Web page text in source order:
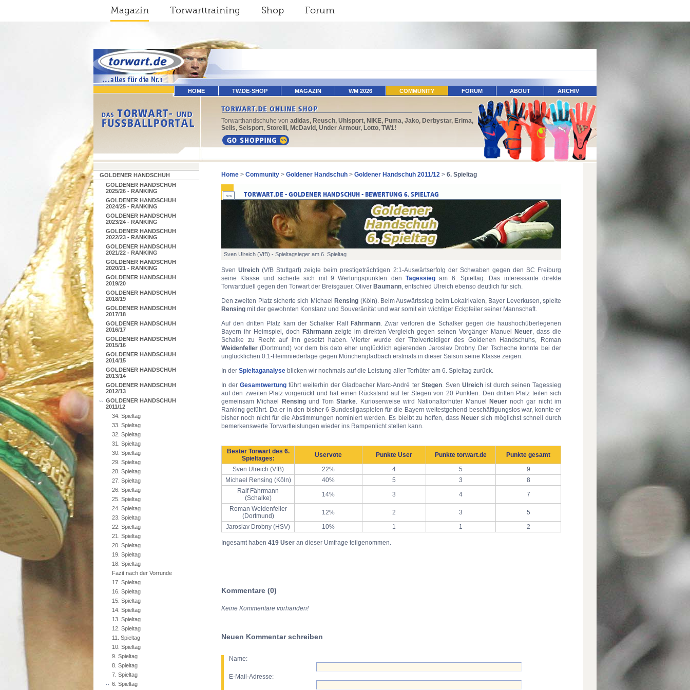
Magazin Torwarttraining Shop Forum
HOME TW.DE-SHOP MAGAZIN WM 2026 COMMUNITY FORUM ABOUT ARCHIV
Torwarthandschuhe von adidas, Reusch, Uhlsport, NIKE, Puma, Jako, Derbystar, Erima,
Sells, Selsport, Storelli, McDavid, Under Armour, Lotto, TW1!
GOLDENER HANDSCHUH
GOLDENER HANDSCHUH
2025/26 - RANKING
GOLDENER HANDSCHUH
2024/25 - RANKING
GOLDENER HANDSCHUH
2023/24 - RANKING
GOLDENER HANDSCHUH
2022/23 - RANKING
GOLDENER HANDSCHUH
2021/22 - RANKING
GOLDENER HANDSCHUH
2020/21 - RANKING
GOLDENER HANDSCHUH
2019/20
GOLDENER HANDSCHUH
2018/19
GOLDENER HANDSCHUH
2017/18
GOLDENER HANDSCHUH
2016/17
GOLDENER HANDSCHUH
2015/16
GOLDENER HANDSCHUH
2014/15
GOLDENER HANDSCHUH
2013/14
GOLDENER HANDSCHUH
2012/13
GOLDENER HANDSCHUH
2011/12
34. Spieltag
33. Spieltag
32. Spieltag
31. Spieltag
30. Spieltag
29. Spieltag
28. Spieltag
27. Spieltag
26. Spieltag
25. Spieltag
24. Spieltag
23. Spieltag
22. Spieltag
21. Spieltag
20. Spieltag
19. Spieltag
18. Spieltag
Fazit nach der Vorrunde
17. Spieltag
16. Spieltag
15. Spieltag
14. Spieltag
13. Spieltag
12. Spieltag
11. Spieltag
10. Spieltag
9. Spieltag
8. Spieltag
7. Spieltag
6. Spieltag
Home > Community > Goldener Handschuh > Goldener Handschuh 2011/12 > 6. Spieltag
Sven Ulreich (VfB) - Spieltagsieger am 6. Spieltag
SvenUlreich (VfB Stuttgart) zeigte beim prestigeträchtigen 2:1-Auswärtserfolg der Schwaben gegen den SC Freiburg
seine Klasse und sicherte sich mit 9 Wertungspunkten den Tagessieg am 6. Spieltag. Das interessante direkte
Torwartduell gegen den Torwart der Breisgauer, Oliver Baumann , entschied Ulreich ebenso deutlich für sich.
Den zweiten Platz sicherte sich MichaelRensing (Köln). Beim Auswärtssieg beim Lokalrivalen, Bayer Leverkusen, spielte
Rensing mit der gewohnten Konstanz und Souveränität und war somit ein wichtiger Eckpfeiler seiner Mannschaft.
Auf den dritten Platz kam der Schalker RalfFährmann . Zwar verloren die Schalker gegen die haushochüberlegenen
Bayern ihr Heimspiel, doch Fährmannzeigte im direkten Vergleich gegen seinen Vorgänger ManuelNeuer , dass die
Schalke zu Recht auf ihn gesetzt haben. Vierter wurde der Titelverteidiger des Goldenen Handschuhs, Roman
Weidenfeller (Dortmund) vor dem bis dato eher unglücklich agierenden Jaroslav Drobny. Der Tscheche konnte bei der
unglücklichen 0:1-Heimniederlage gegen Mönchengladbach erstmals in dieser Saison seine Klasse zeigen.
In der Spieltaganalyse blicken wir nochmals auf die Leistung aller Torhüter am 6. Spieltag zurück.
In derGesamtwertung führt weiterhin der Gladbacher Marc-André ter Stegen. Sven Ulreichist durch seinen Tagessieg
auf den zweiten Platz vorgerückt und hat einen Rückstand auf ter Stegen von 20 Punkten. Den dritten Platz teilen sich
gemeinsam Michael Rensingund TomStarke . Kurioserweise wird Nationaltorhüter Manuel Neuernoch gar nicht im
Ranking geführt. Da er in den bisher 6 Bundesligaspielen für die Bayern weitestgehend beschäftigungslos war, konnte er
bisher noch nicht für die Abstimmungen nominiert werden. Es bleibt zu hoffen, dass Neuersich möglichst schnell durch
bemerkenswerte Torwartleistungen wieder ins Rampenlicht stellen kann.
Bester Torwart des 6.
Spieltages:
Uservote Punkte User Punkte torwart.de
Punkte gesamt
Sven Ulreich (VfB)
22% 4 5
9
Michael Rensing (Köln)
40% 5 3
8
Ralf Fährmann
(Schalke)
14% 3 4
7
Roman Weidenfeller
(Dortmund)
12% 2 3
5
Jaroslav Drobny (HSV)
10% 1 1 2
Ingesamt haben 419 User an dieser Umfrage teilgenommen.
Kommentare (0)
Keine Kommentare vorhanden!
Neuen Kommentar schreiben
Name:
E-Mail-Adresse: